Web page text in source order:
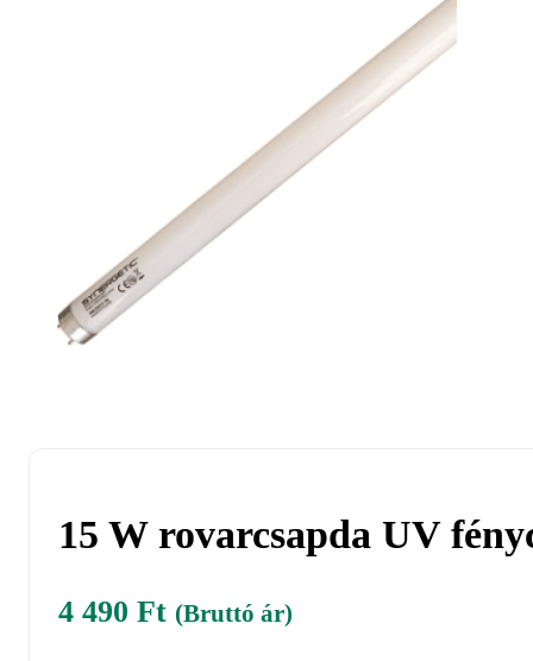
15 W rovarcsapda UV
4 490 Ft (Bruttó ár)